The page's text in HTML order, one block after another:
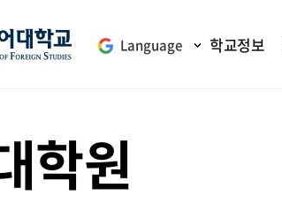
Language 학교정보
학원